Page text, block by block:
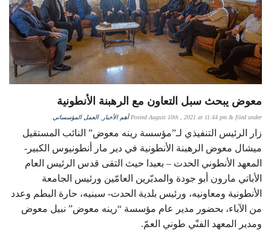
معوض يبحث سبل التعاون مع الرهبنة الأنطونية
Posted August 10th , 2021 at 11:44 pm & filed under أهم الأخبار ,العمل المؤسساتي
زار الرئيس التنفيذي لـ”مؤسسة رينه معوض” النائب المستقيل
ميشال معوض الرهبنة الأنطونية في دير مار أنطونيوس الكبير-
المعهد الأنطوني الحدت – بعبدا حيث التقى قدس الرئيس العام
الأباتي مارون أبو جودة والمدبّرين العامّين ورئيس الجامعة
الأنطونية ومعاونيه، ورئيس بلدية الحدت- سبنيه، حارة البطم وعدد
من الآباء، بحضور مدير عام مؤسسة “رينه معوض” نبيل معوض
ومدير المعهد الفنّي طوني العمّ.